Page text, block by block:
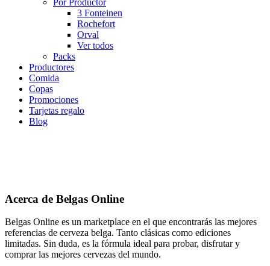
Por Productor
3 Fonteinen
Rochefort
Orval
Ver todos
Packs
Productores
Comida
Copas
Promociones
Tarjetas regalo
Blog
Acerca de Belgas Online
Belgas Online es un marketplace en el que encontrarás las mejores
referencias de cerveza belga. Tanto clásicas como ediciones
limitadas. Sin duda, es la fórmula ideal para probar, disfrutar y
comprar las mejores cervezas del mundo.